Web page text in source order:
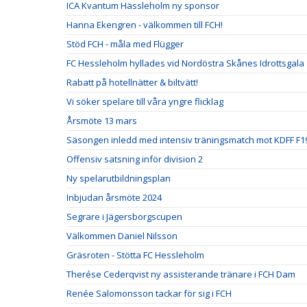
ICA Kvantum Hässleholm ny sponsor
Hanna Ekengren - välkommen till FCH!
Stöd FCH - måla med Flügger
FC Hessleholm hyllades vid Nordöstra Skånes Idrottsgala
Rabatt på hotellnätter & biltvätt!
Vi söker spelare till våra yngre flicklag
Årsmöte 13 mars
Säsongen inledd med intensiv träningsmatch mot KDFF
Offensiv satsning inför division 2
Ny spelarutbildningsplan
Inbjudan årsmöte 2024
Segrare i Jägersborgscupen
Välkommen Daniel Nilsson
Gräsroten - Stötta FC Hessleholm
Therése Cederqvist ny assisterande tränare i FCH Dam
Renée Salomonsson tackar för sig i FCH